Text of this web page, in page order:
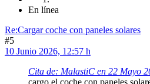
En línea
Re:Cargar coche con paneles solares
#5
10 Junio 2026, 12:57 h
Cita de: MalastiC en 22 Mayo
cargo el coche con paneles